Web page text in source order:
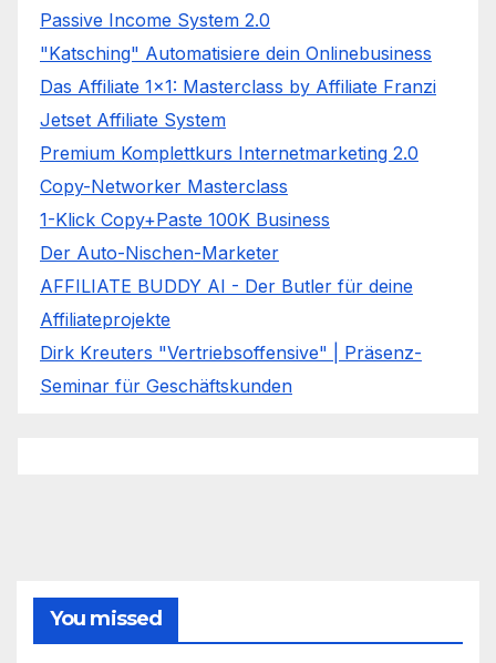
Passive Income System 2.0
"Katsching" Automatisiere dein Onlinebusiness
Das Affiliate 1x1: Masterclass by Affiliate Franzi
Jetset Affiliate System
Premium Komplettkurs Internetmarketing 2.0
Copy-Networker Masterclass
1-Klick Copy+Paste 100K Business
Der Auto-Nischen-Marketer
AFFILIATE BUDDY AI - Der Butler für deine
Affiliateprojekte
Dirk Kreuters "Vertriebsoffensive" | Präsenz-
Seminar für Geschäftskunden
You missed